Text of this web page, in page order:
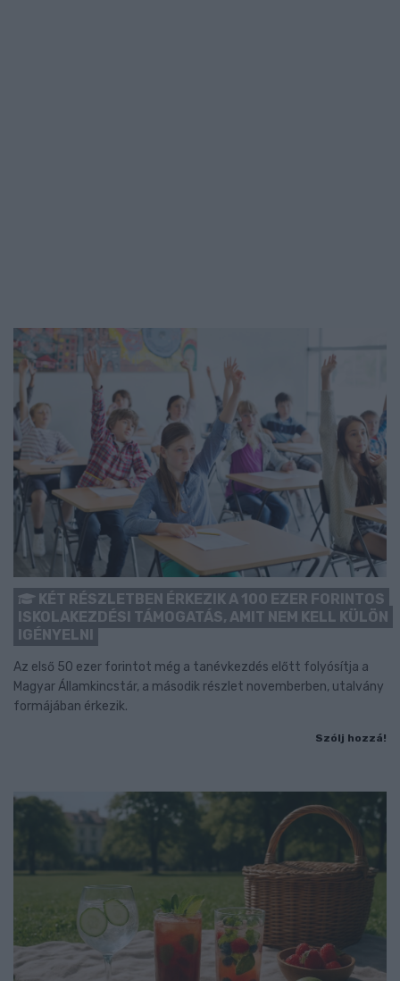
KÉT RÉSZLETBEN ÉRKEZIK A 100 EZER FORINTOS
ISKOLAKEZDÉSI TÁMOGATÁS, AMIT NEM KELL KÜLÖN
IGÉNYELNI
Az első 50 ezer forintot még a tanévkezdés előtt folyósítja a
Magyar Államkincstár, a második részlet novemberben, utalvány
formájában érkezik.
Szólj hozzá!